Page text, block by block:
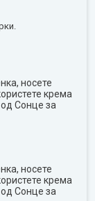
носете
крема
Сонце за
носете
крема
Сонце за